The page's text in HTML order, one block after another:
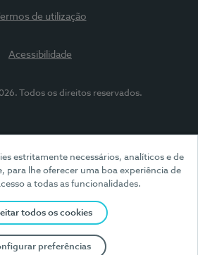
estritamente necessários, analíticos e de
para lhe oferecer uma boa experiência de
a todas as funcionalidades.
todos os cookies
preferências
de utilização
Acessibilidade
Todos os direitos reservados.